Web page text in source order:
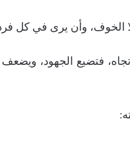
الخوف، وأن يرى في كل
فتضيع الجهود،